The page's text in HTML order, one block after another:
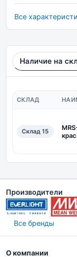
Все
Наличие на
СКЛАД
Склад 15
Производители
Все бренды
О компании